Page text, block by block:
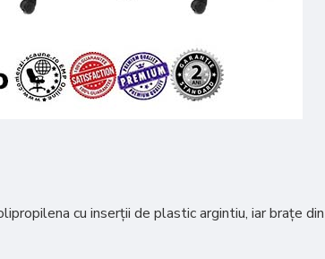
cu inserții de plastic argintiu, iar brațe